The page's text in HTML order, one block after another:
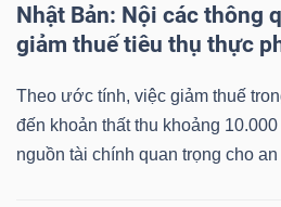
Nhật Bản: Nội các thông
giảm thuế tiêu thụ thực
Theo ước tính, việc giảm thuế
đến khoản thất thu khoảng
nguồn tài chính quan trọng cho
cụ
đầu